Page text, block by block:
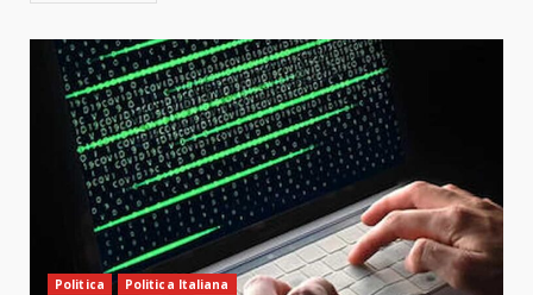
Politica Politica Italiana